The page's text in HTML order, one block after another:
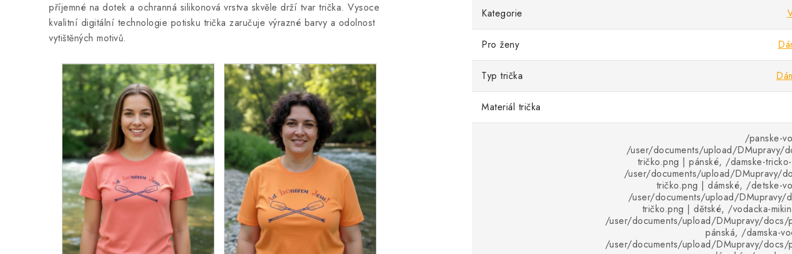
příjemné na dotek a ochranná silikonová vrstva skvěle drží tvar trička. Vysoce
kvalitní digitální technologie potisku trička zaručuje výrazné barvy a odolnost
vytištěných motivů.
Kategorie
Pro ženy
Typ trička
Materiál trička
/panske-
/user/documents/upload/DMupravy/
tričko.png | pánské, /damske-
/user/documents/upload/DMupravy/
tričko.png | dámské, /detske-
/user/documents/upload/DMupravy/
tričko.png | dětské, /vodacka-
/user/documents/upload/DMupravy/docs/
pánská, /damska-
/user/documents/upload/DMupravy/docs/